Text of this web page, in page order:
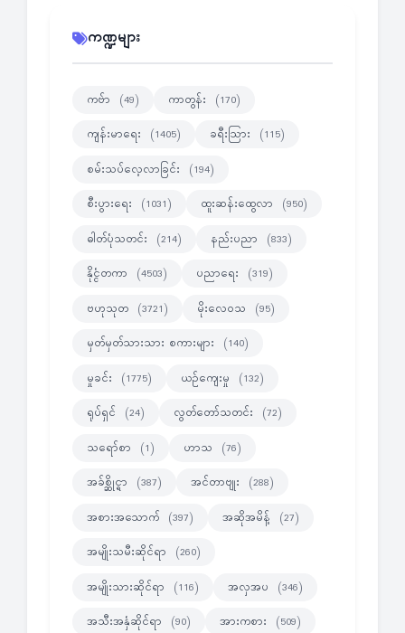
ကဏ္ဍများ
ကဗ်ာ (49) ကာတွန်း (170)
ကျန်းမာရေး (1405) ခရီးသြား (115)
စမ်းသပ်လေ့လာခြင်း (194)
စီးပွားရေး (1031) ထူးဆန်းထွေလာ (950)
ဓါတ်ပုံသတင်း (214) နည်းပညာ (833)
နိုင္ငံတကာ (4503) ပညာရေး (319)
ဗဟုသုတ (3721) မိုးလေဝသ (95)
မှတ်မှတ်သားသား စကားများ (140)
မှုခင်း (1775) ယဉ်ကျေးမှု (132)
ရုပ်ရှင် (24) လွတ်တော်သတင်း (72)
သရော်စာ (1) ဟာသ (76)
အခ်စ္ဆိုင္ရာ (387) အင်တာဗျုး (288)
အစားအသောက် (397) အဆိုအမိန့် (27)
အမျိုးသမီးဆိုင်ရာ (260)
အမျိုးသားဆိုင်ရာ (116) အလှအပ (346)
အသီးအနှံဆိုင်ရာ (90) အားကစား (509)